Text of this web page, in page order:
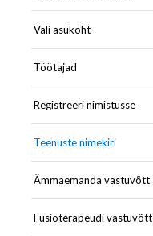
Vali asukoht
Töötajad
Registreeri nimistusse
Teenuste nimekiri
Ämmaemanda vastuvõtt
Füsioterapeudi vastuvõtt